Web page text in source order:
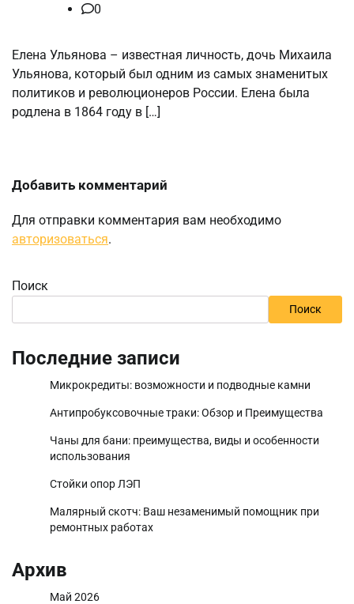
0
Елена Ульянова – известная личность, дочь Михаила
Ульянова, который был одним из самых знаменитых
политиков и революционеров России. Елена была
родлена в 1864 году в […]
Добавить комментарий
Для отправки комментария вам необходимо
авторизоваться.
Поиск
Поиск
Последние записи
Микрокредиты: возможности и подводные камни
Антипробуксовочные траки: Обзор и Преимущества
Чаны для бани: преимущества, виды и особенности
использования
Стойки опор ЛЭП
Малярный скотч: Ваш незаменимый помощник при
ремонтных работах
Архив
Май 2026